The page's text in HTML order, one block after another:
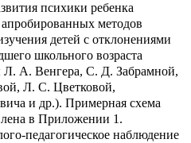
психики ребенка
апробированных методов
детей с отклонениями
школьного возраста
Л. А. Венгера, С. Д. Забрамной,
Л. С. Цветковой,
и др.). Примерная схема
в Приложении 1.
педагогическое наблюдение